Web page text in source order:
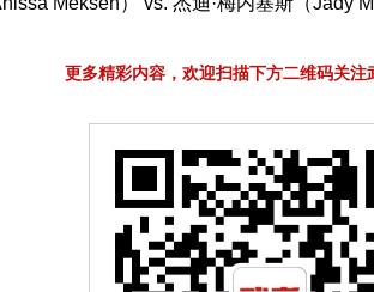
更多精彩内容，欢迎扫描下方二维码关注